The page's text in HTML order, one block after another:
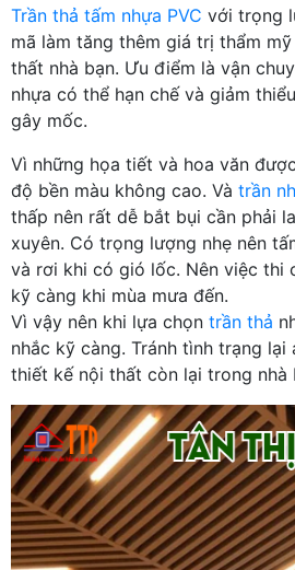
Trần thả tấm nhựa PVC với trọng
mã làm tăng thêm giá trị thẩm
thất nhà bạn. Ưu điểm là vận
nhựa có thể hạn chế và giảm
gây mốc.
Vì những họa tiết và hoa văn
độ bền màu không cao. Và trần
thấp nên rất dễ bắt bụi cần phải
xuyên. Có trọng lượng nhẹ nên
và rơi khi có gió lốc. Nên việc thi
kỹ càng khi mùa mưa đến.
Vì vậy nên khi lựa chọn trần thả
nhắc kỹ càng. Tránh tình trạng lại
thiết kế nội thất còn lại trong nhà